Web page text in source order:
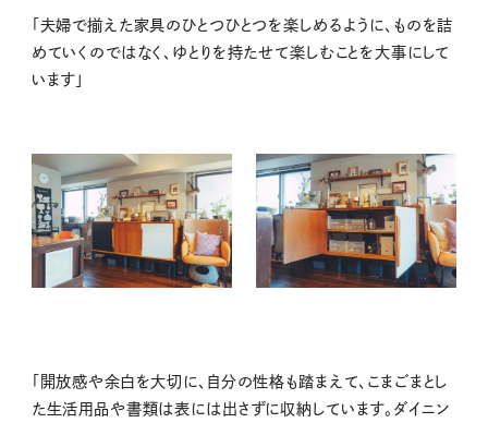
「夫婦で揃えた家具のひとつひとつを楽しめるように、ものを詰
めていくのではなく、ゆとりを持たせて楽しむことを大事にして
います」
「開放感や余白を大切に、自分の性格も踏まえて、こまごまとし
た生活用品や書類は表には出さずに収納しています。ダイニン